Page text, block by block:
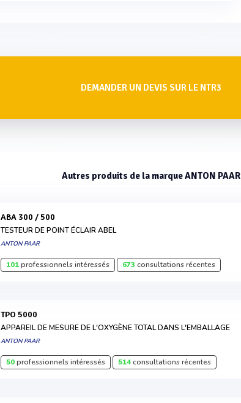
DEMANDER UN DEVIS SUR LE NTR3
Autres produits de la marque ANTON PAAR
ABA 300 / 500
TESTEUR DE POINT ÉCLAIR ABEL
ANTON PAAR
101professionnels intéressés 673 consultations récentes
TPO 5000
APPAREIL DE MESURE DE L'OXYGÈNE TOTAL DANS L'EMBALLAGE
ANTON PAAR
50professionnels intéressés 514consultations récentes